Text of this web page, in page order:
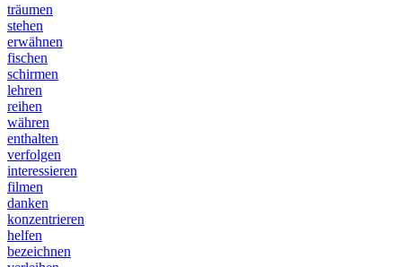
träumen
stehen
erwähnen
fischen
schirmen
lehren
reihen
währen
enthalten
verfolgen
interessieren
filmen
danken
konzentrieren
helfen
bezeichnen